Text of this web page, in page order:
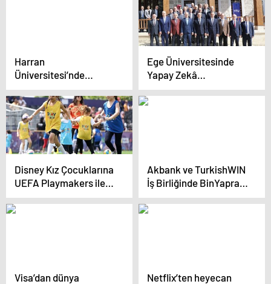
sertifikalarını aldı
Harran
Üniversitesi’nde
Kadınlar Gününe Özel
Bir Dizi Etkinlik
Düzenlendi
Ege Üniversitesinde
Yapay Zekâ
Mühendisliği Bölümü
açıldı
Disney Kız Çocuklarına
UEFA Playmakers ile
Futbol Heyecanı
Yaşatıyor
Akbank ve TurkishWIN
İş Birliğinde BinYaprak
Kadın Girişimci
Mentorluk Programı
Visa’dan dünya
Netflix’ten heyecan